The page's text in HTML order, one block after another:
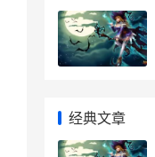
经典文章